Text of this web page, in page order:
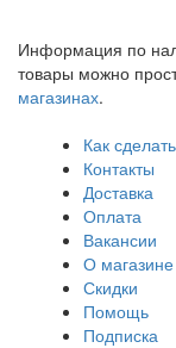
Информация по
товары можно
магазинах.
Как
Контакты
Доставка
Оплата
Вакансии
О магазине
Скидки
Помощь
Подписка